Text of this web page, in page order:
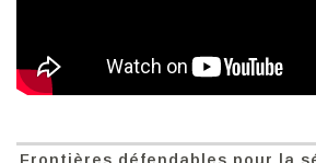
Frontières défendables pour la